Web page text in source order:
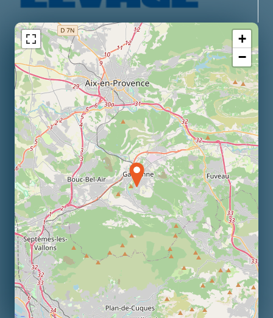
Kontakt Händler Rope Academy Videos
Downloads Karriere Digital Service
KV R&D
RiseTec Elevator Ropes
+
−